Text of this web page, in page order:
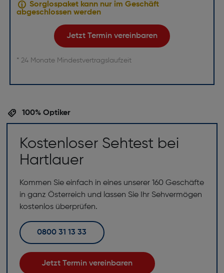
Sorglospaket kann nur im Geschäft
abgeschlossen werden
Jetzt Termin vereinbaren
* 24 Monate Mindestvertragslaufzeit
100% Optiker
Kostenloser Sehtest bei
Hartlauer
Kommen Sie einfach in eines unserer 160 Geschäfte
in ganz Österreich und lassen Sie Ihr Sehvermögen
kostenlos überprüfen.
0800 31 13 33
Jetzt Termin vereinbaren